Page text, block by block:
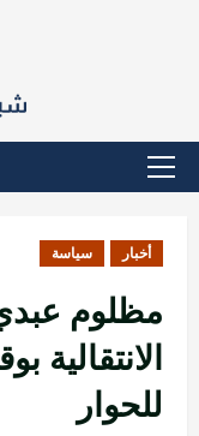
القائمة
أخبار سياسة
مظلوم
الانتقالية
للحوار